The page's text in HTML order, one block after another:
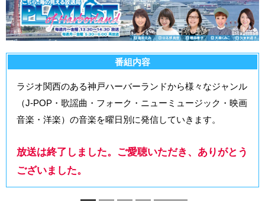
番組内容
ラジオ関西のある神戸ハーバーランドから様々なジャンル
（J-POP・歌謡曲・フォーク・ニューミュージック・映画
音楽・洋楽）の音楽を曜日別に発信していきます。
放送は終了しました。ご愛聴いただき、ありがとう
ございました。